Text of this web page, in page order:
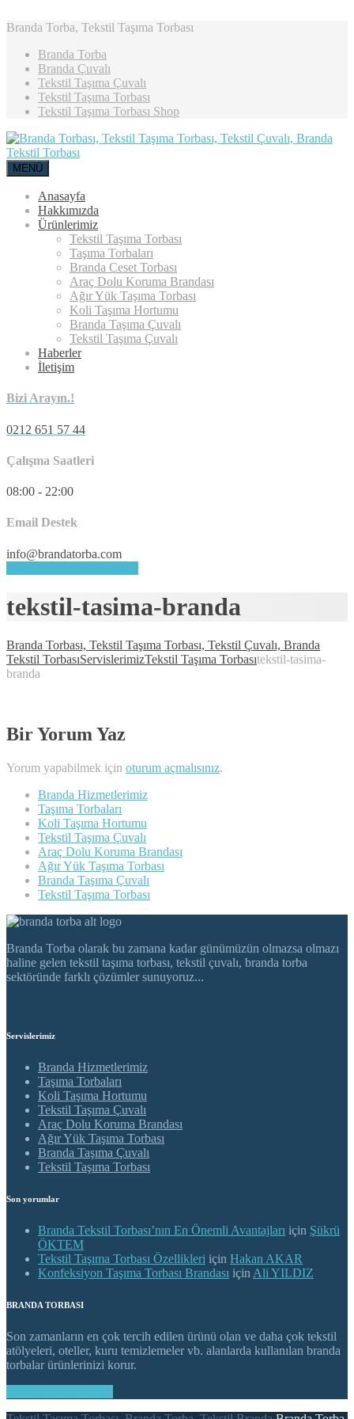
Branda Torba, Tekstil Taşıma Torbası
Branda Torba
Branda Çuvalı
Tekstil Taşıma Çuvalı
Tekstil Taşıma Torbası
Tekstil Taşıma Torbası Shop
MENÜ
Anasayfa
Hakkımızda
Ürünlerimiz
Tekstil Taşıma Torbası
Taşıma Torbaları
Branda Ceset Torbası
Araç Dolu Koruma Brandası
Ağır Yük Taşıma Torbası
Koli Taşıma Hortumu
Branda Taşıma Çuvalı
Tekstil Taşıma Çuvalı
Haberler
İletişim
Bizi Arayın.!
0212 651 57 44
Çalışma Saatleri
08:00 - 22:00
Email Destek
info@brandatorba.com
tekstil-tasima-branda
Branda Torbası, Tekstil Taşıma Torbası, Tekstil Çuvalı, Branda
Tekstil TorbasıServislerimizTekstil Taşıma Torbasıtekstil-tasima-
branda
Bir Yorum Yaz
Yorum yapabilmek için oturum açmalısınız.
Branda Hizmetlerimiz
Taşıma Torbaları
Koli Taşıma Hortumu
Tekstil Taşıma Çuvalı
Araç Dolu Koruma Brandası
Ağır Yük Taşıma Torbası
Branda Taşıma Çuvalı
Tekstil Taşıma Torbası
Branda Torba olarak bu zamana kadar günümüzün olmazsa olmazı
haline gelen tekstil taşıma torbası, tekstil çuvalı, branda torba
sektöründe farklı çözümler sunuyoruz...
Servislerimiz
Branda Hizmetlerimiz
Taşıma Torbaları
Koli Taşıma Hortumu
Tekstil Taşıma Çuvalı
Araç Dolu Koruma Brandası
Ağır Yük Taşıma Torbası
Branda Taşıma Çuvalı
Tekstil Taşıma Torbası
Son yorumlar
Branda Tekstil Torbası’nın En Önemli Avantajları için Şükrü
ÖKTEM
Tekstil Taşıma Torbası Özellikleri için Hakan AKAR
Konfeksiyon Taşıma Torbası Brandası için Ali YILDIZ
BRANDA TORBASI
Son zamanların en çok tercih edilen ürünü olan ve daha çok tekstil
atölyeleri, oteller, kuru temizlemeler vb. alanlarda kullanılan branda
torbalar ürünlerinizi korur.